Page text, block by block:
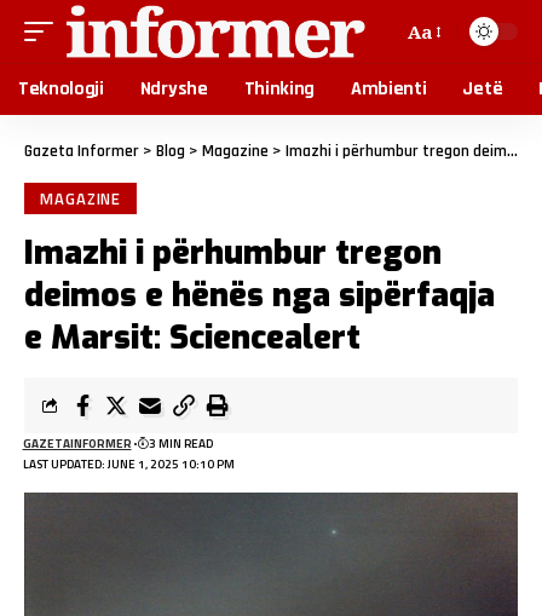
Aa
Teknologji Ndryshe Thinking Ambienti Jetë
Gazeta Informer > Blog > Magazine > Imazhi i përhumbur tregon deimos e hënës nga sipërfaqja e Marsit: Sciencealert
MAGAZINE
Imazhi i përhumbur tregon
deimos e hënës nga sipërfaqja
e Marsit: Sciencealert
LAST UPDATED: JUNE 1, 2025 10:10 PM
GAZETAINFORMER 3 MIN READ